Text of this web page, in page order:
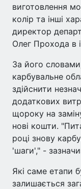
виготовлення
колір та інші
директор
Олег Прохода в
За його
карбувальне
здійснити
додаткових
щороку на
нові кошти.
році знову
'шаги'," -
Які саме етапи
залишається